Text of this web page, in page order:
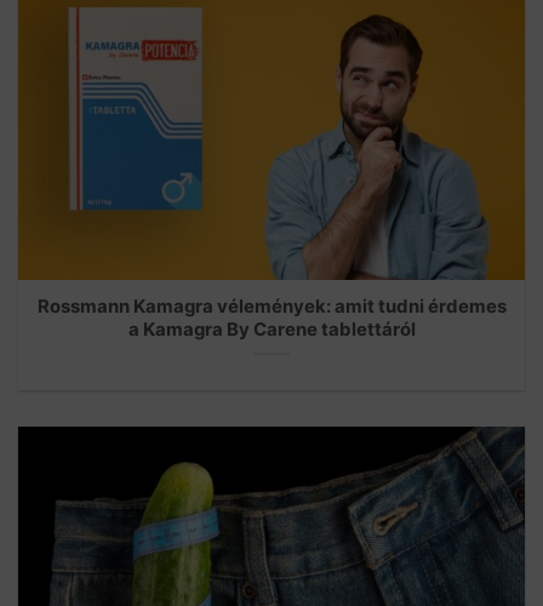
Rossmann Kamagra vélemények: amit tudni érdemes
a Kamagra By Carene tablettáról